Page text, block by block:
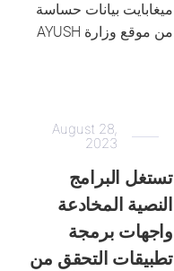
ميغابايت بيانات حساسة
من موقع وزارة AYUSH
August 28,
2023
تستغل البرامج
النصية المخادعة
واجهات برمجة
تطبيقات التحقق من